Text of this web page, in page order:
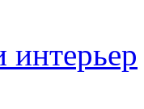
интерьер